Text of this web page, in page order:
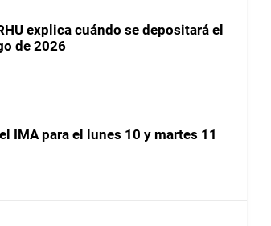
explica cuándo se depositará el
de 2026
IMA para el lunes 10 y martes 11